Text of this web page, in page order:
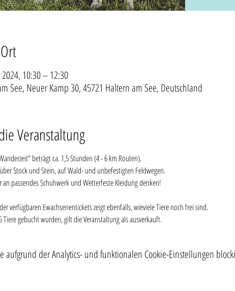
10:30 – 12:30
See, Neuer Kamp 30, 45721 Haltern am See, Deutschland
Veranstaltung
beträgt ca. 1,5 Stunden (4 - 6 km Routen).
Stock und Stein, auf Wald- und unbefestigten Feldwegen.
an passendes Schuhwerk und Wetterfeste Kleidung denken!
verfügbaren Ewachsenentickets zeigt ebenfalls, wieviele Tiere noch frei sind.
Tiere gebucht wurden, gilt die Veranstaltung als ausverkauft.
aufgrund der Analytics- und funktionalen Cookie-Einstellungen